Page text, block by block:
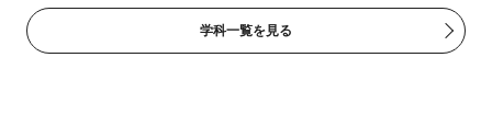
学科一覧を見る